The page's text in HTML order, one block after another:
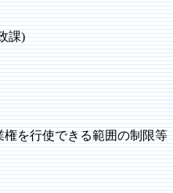
課)
権を行使できる範囲の制限